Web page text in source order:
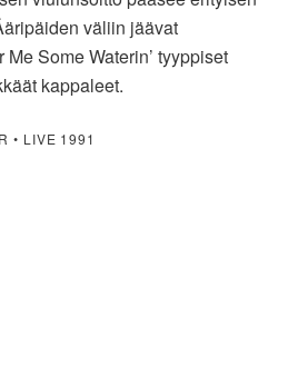
väliin jäävat
Me Some Waterin’ tyyppiset
kappaleet.
• LIVE 1991